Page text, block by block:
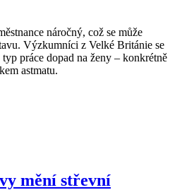
náročný, což se může
Výzkumníci z Velké Británie se
práce dopad na ženy –⁠ konkrétně
astmatu.
mění střevní